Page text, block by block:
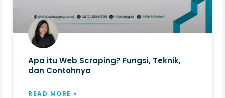
Apa itu Web Scraping? Fungsi, Teknik,
dan Contohnya
READ MORE »